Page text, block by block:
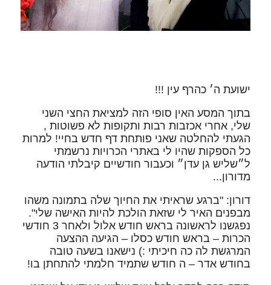
ישועת ה׳ כהרף עין !!!
בתוך המסע האין סופי הזה למציאת החצי השני
שלי, אחרי אכזבות רבות ותקופות לא פשוטות ,
הגעתי להחלטה שאני פותחת דף חדש בחיי! למרות
כל הספקות שהיו לי באתרי הכרויות נרשמתי
ל״שליש גן עדן״ וכעבור חודשיים קיבלתי הודעה
מדורון...
דורון: "ברגע שראיתי את החיוך שלה בתמונה משהו
מבפנים האיר לי שזאת הולכת להיות האישה שלי".
נפגשנו לראשונה בראש חודש אלול ולאחר 3 חודשי
הכרות – בראש חודש כסלו – הגיעה ההצעה
המרגשת לה כה חיכיתי :) נישאנו בשעה טובה
בחודש אדר – ה חודש שתמיד חלמתי להתחתן בו!